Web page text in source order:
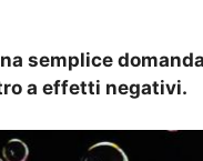
semplice
a effetti negativi.